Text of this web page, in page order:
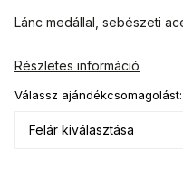
Válassz ajándékcsomagolást:
Lánc medállal, sebészeti
Részletes információ